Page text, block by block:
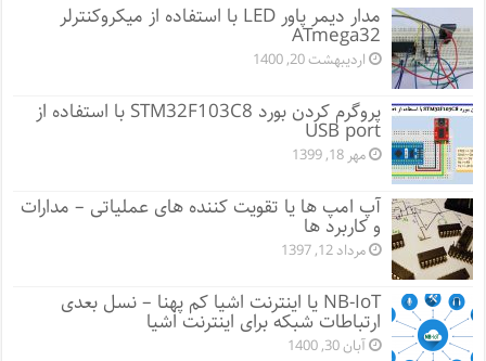
مدار دیمر پاور LED با استفاده از میکروکنترلر
ATmega32
اردیبهشت 20, 1400
پروگرم کردن بورد STM32F103C8 با استفاده از
USB port
مهر 18, 1399
آپ امپ ها یا تقویت کننده های عملیاتی – مدارات
و کاربرد ها
مرداد 12, 1397
NB-IoT یا اینترنت اشیا کم پهنا – نسل بعدی
ارتباطات شبکه برای اینترنت اشیا
آبان 30, 1400